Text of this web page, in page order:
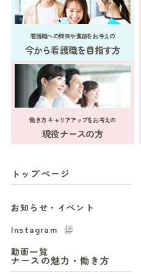
看護職への興味や進路をお考えの
今から看護職を目指す方
働き方 キャリアアップをお考えの
現役ナースの方
トップページ
お知らせ・イベント
Instagram
動画一覧
ナースの魅力・働き方